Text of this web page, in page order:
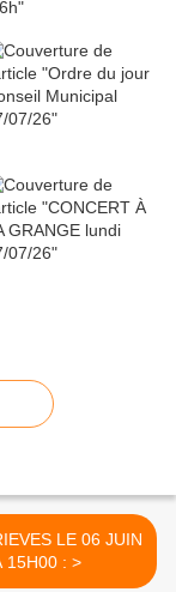
LE 06 JUIN
A 15H00 : >